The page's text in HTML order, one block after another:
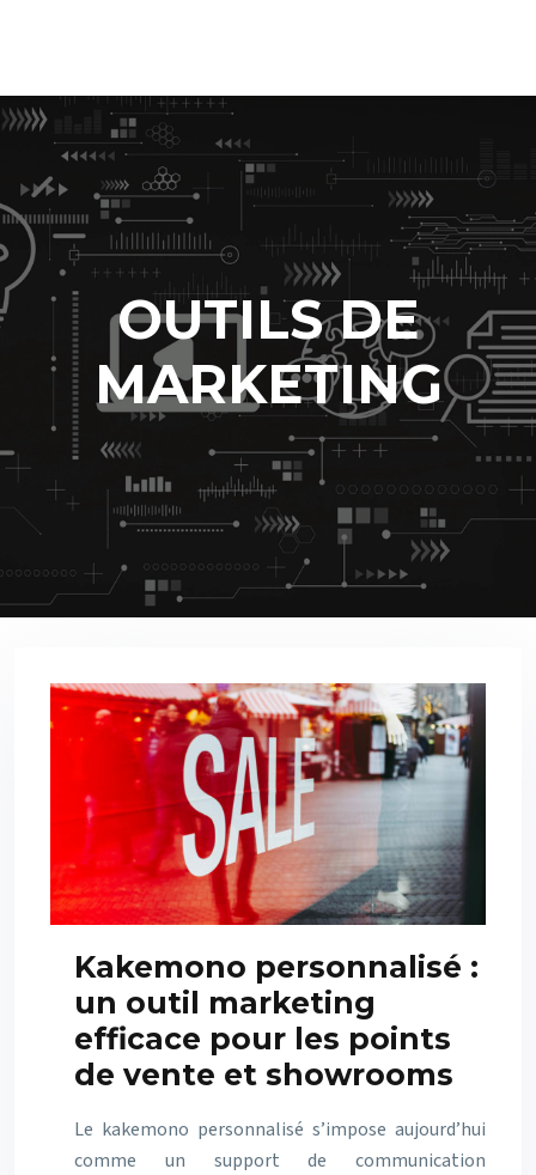
OUTILS DE
MARKETING
Kakemono personnalisé :
un outil marketing
efficace pour les points
de vente et showrooms
Le kakemono personnalisé s’impose aujourd’hui
comme un support de communication